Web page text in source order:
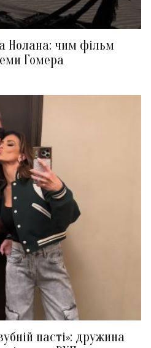
Нолана: чим фільм
Гомера
пасті»: дружина